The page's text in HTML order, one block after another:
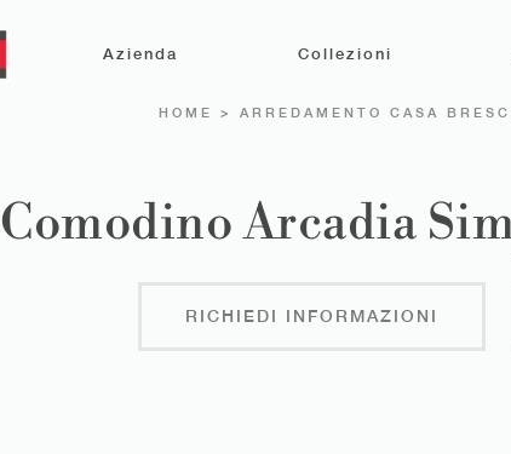
Azienda Collezioni
HOME > ARREDAMENTO CASA
Comodino Arcadia
RICHIEDI INFORMAZIONI